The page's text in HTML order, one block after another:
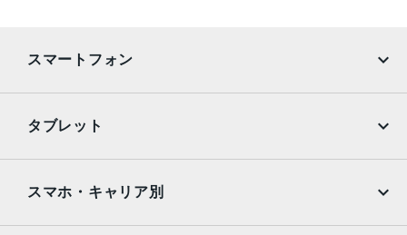
ンズ2倍の光学ズームアウト、最大5倍のデジタルズーム
生体認証
TrueDepthカメラによる顔認識の有効化
発売日
スマートフォン
AQUOS
OPPO Android
タブレット
スマホ・キャリア別